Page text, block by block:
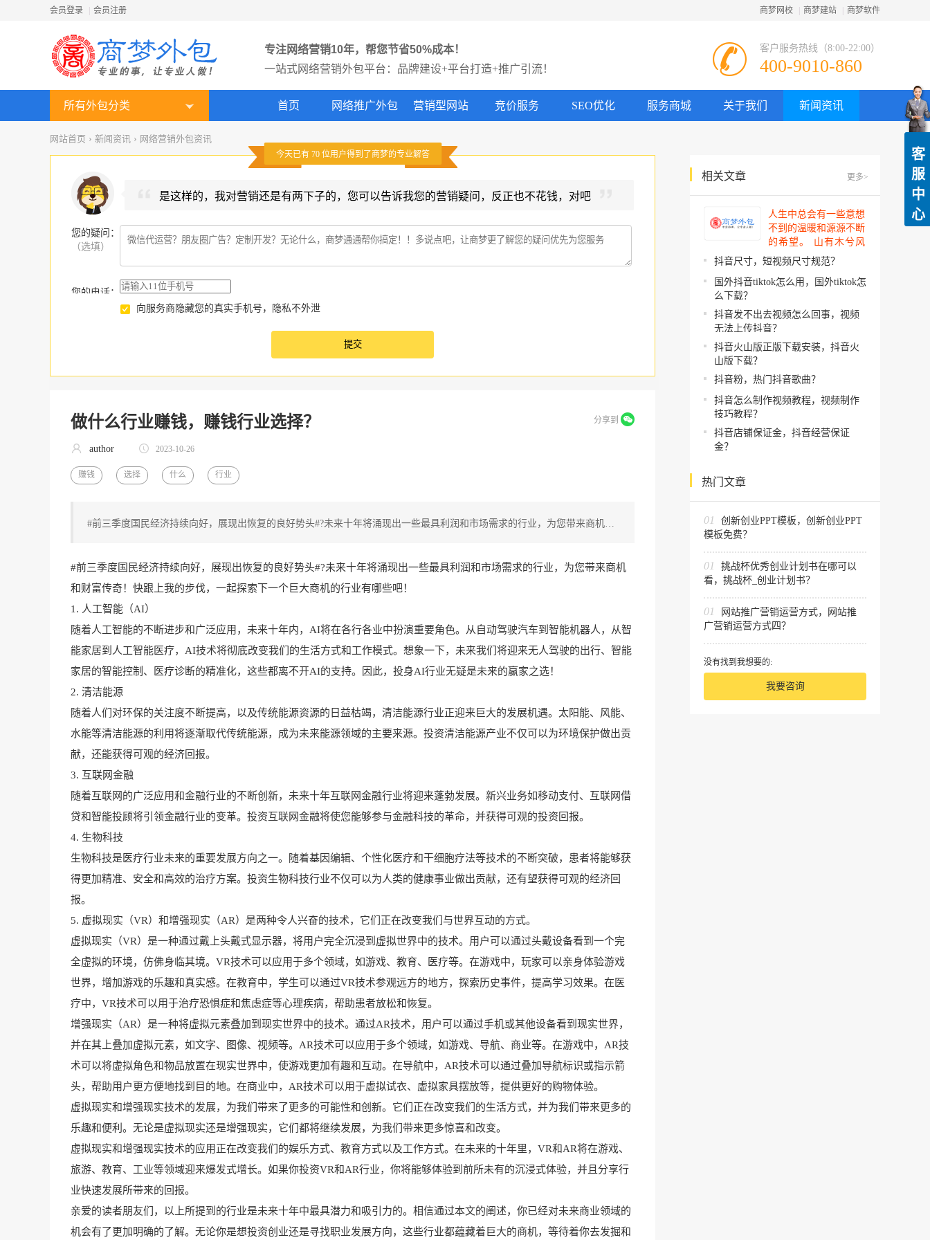
会员登录 会员注册 商梦网校 商梦建站 商梦软件
专注网络营销10年，帮您节省50%成本！
一站式网络营销外包平台：品牌建设+平台打造+推广引流！
客户服务热线（8:00-22:00）
400-9010-860
所有外包分类 首页 网络推广外包 营销型网站 竞价服务 SEO优化 服务商城 关于我们 新闻资讯
网站首页 › 新闻资讯 › 网络营销外包资讯
今天已有 70位用户得到了商梦的专业解答
是这样的，我对营销还是有两下子的，您可以告诉我您的营销疑问，反正也不花钱，对吧
您的疑问
（选填）
：
您的电话：
向服务商隐藏您的真实手机号，隐私不外泄
做什么行业赚钱，赚钱行业选择？ 分享到
author 2023-10-26
赚钱 选择 什么 行业
#前三季度国民经济持续向好，展现出恢复的良好势头#?未来十年将涌现出一些最具利润和市场需求的行业，为您带来商机…
#前三季度国民经济持续向好，展现出恢复的良好势头#?未来十年将涌现出一些最具利润和市场需求的行业，为您带来商机
和财富传奇！快跟上我的步伐，一起探索下一个巨大商机的行业有哪些吧！
1. 人工智能 （AI）
随着人工智能的不断进步和广泛应用，未来十年内，AI将在各行各业中扮演重要角色。从自动驾驶汽车到智能机器人，从智
能家居到人工智能医疗，AI技术将彻底改变我们的生活方式和工作模式。想象一下，未来我们将迎来无人驾驶的出行、智能
家居的智能控制、医疗诊断的精准化，这些都离不开AI的支持。因此，投身AI行业无疑是未来的赢家之选！
2. 清洁能源
随着人们对环保的关注度不断提高，以及传统能源资源的日益枯竭，清洁能源行业正迎来巨大的发展机遇。太阳能、风能、
水能等清洁能源的利用将逐渐取代传统能源，成为未来能源领域的主要来源。投资清洁能源产业不仅可以为环境保护做出贡
献，还能获得可观的经济回报。
3. 互联网金融
随着互联网的广泛应用和金融行业的不断创新，未来十年互联网金融行业将迎来蓬勃发展。新兴业务如移动支付、互联网借
贷和智能投顾将引领金融行业的变革。投资互联网金融将使您能够参与金融科技的革命，并获得可观的投资回报。
4. 生物科技
生物科技是医疗行业未来的重要发展方向之一。随着基因编辑、个性化医疗和干细胞疗法等技术的不断突破，患者将能够获
得更加精准、安全和高效的治疗方案。投资生物科技行业不仅可以为人类的健康事业做出贡献，还有望获得可观的经济回
报。
5. 虚拟现实（VR）和增强现实（AR）是两种令人兴奋的技术，它们正在改变我们与世界互动的方式。
虚拟现实（VR）是一种通过戴上头戴式显示器，将用户完全沉浸到虚拟世界中的技术。用户可以通过头戴设备看到一个完
全虚拟的环境，仿佛身临其境。VR技术可以应用于多个领域，如游戏、教育、医疗等。在游戏中，玩家可以亲身体验游戏
世界，增加游戏的乐趣和真实感。在教育中，学生可以通过VR技术参观远方的地方，探索历史事件，提高学习效果。在医
疗中，VR技术可以用于治疗恐惧症和焦虑症等心理疾病，帮助患者放松和恢复。
增强现实（AR）是一种将虚拟元素叠加到现实世界中的技术。通过AR技术，用户可以通过手机或其他设备看到现实世界，
并在其上叠加虚拟元素，如文字、图像、视频等。AR技术可以应用于多个领域，如游戏、导航、商业等。在游戏中，AR技
术可以将虚拟角色和物品放置在现实世界中，使游戏更加有趣和互动。在导航中，AR技术可以通过叠加导航标识或指示箭
头，帮助用户更方便地找到目的地。在商业中，AR技术可以用于虚拟试衣、虚拟家具摆放等，提供更好的购物体验。
虚拟现实和增强现实技术的发展，为我们带来了更多的可能性和创新。它们正在改变我们的生活方式，并为我们带来更多的
乐趣和便利。无论是虚拟现实还是增强现实，它们都将继续发展，为我们带来更多惊喜和改变。
虚拟现实和增强现实技术的应用正在改变我们的娱乐方式、教育方式以及工作方式。在未来的十年里，VR和AR将在游戏、
旅游、教育、工业等领域迎来爆发式增长。如果你投资VR和AR行业，你将能够体验到前所未有的沉浸式体验，并且分享行
业快速发展所带来的回报。
亲爱的读者朋友们，以上所提到的行业是未来十年中最具潜力和吸引力的。相信通过本文的阐述，你已经对未来商业领域的
机会有了更加明确的了解。无论你是想投资创业还是寻找职业发展方向，这些行业都蕴藏着巨大的商机，等待着你去发掘和
相关文章 更多>
人生中总会有一些意想
不到的温暖和源源不断
的希望。 山有木兮风
吹过，你的心思我都明
你。 你建起…
抖音尺寸，短视频尺寸规范？
国外抖音tiktok怎么用，国外tiktok怎
么下载？
抖音发不出去视频怎么回事，视频
无法上传抖音？
抖音火山版正版下载安装，抖音火
山版下载？
抖音粉，热门抖音歌曲？
抖音怎么制作视频教程，视频制作
技巧教程？
抖音店铺保证金，抖音经营保证
金？
热门文章
01
创新创业PPT模板，创新创业PPT
模板免费？
01
挑战杯优秀创业计划书在哪可以
看，挑战杯_创业计划书？
01
网站推广营销运营方式，网站推
广营销运营方式四？
没有找到我想要的:
我要咨询
客
服
中
心